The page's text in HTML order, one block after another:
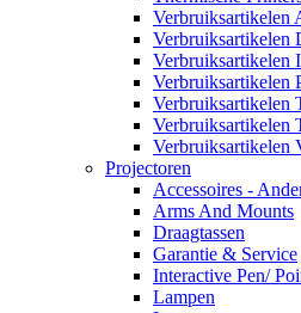
Verbruiksartikelen
Verbruiksartikelen
Verbruiksartikelen
Verbruiksartikelen
Verbruiksartikelen
Verbruiksartikelen
Verbruiksartikelen
Projectoren
Accessoires -
Arms And Mounts
Draagtassen
Garantie & Service
Interactive Pen/
Lampen